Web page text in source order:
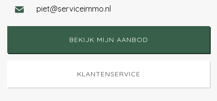
piet@serviceimmo.nl
BEKIJK MIJN AANBOD
KLANTENSERVICE